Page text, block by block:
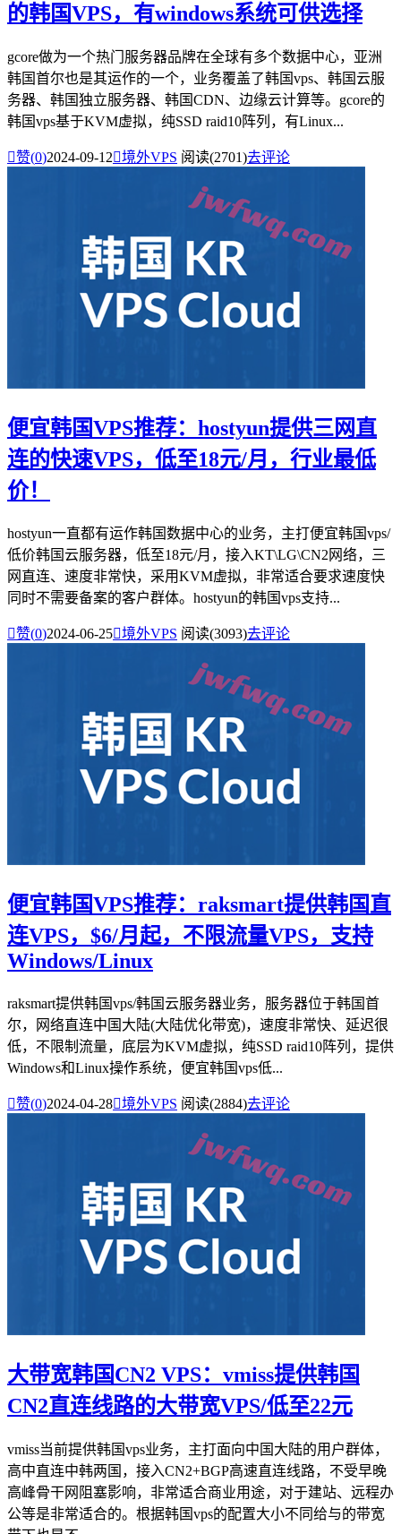
的韩国VPS，有windows系统可供选择
gcore做为一个热门服务器品牌在全球有多个数据中心，亚洲
韩国首尔也是其运作的一个，业务覆盖了韩国vps、韩国云服
务器、韩国独立服务器、韩国CDN、边缘云计算等。gcore的
韩国vps基于KVM虚拟，纯SSD raid10阵列，有Linux...
赞(0)2024-09-12境外VPS 阅读(2701)去评论
便宜韩国VPS推荐：hostyun提供三网直
连的快速VPS，低至18元/月，行业最低
价！
hostyun一直都有运作韩国数据中心的业务，主打便宜韩国vps/
低价韩国云服务器，低至18元/月，接入KT\LG\CN2网络，三
网直连、速度非常快，采用KVM虚拟，非常适合要求速度快
同时不需要备案的客户群体。hostyun的韩国vps支持...
赞(0)2024-06-25境外VPS 阅读(3093)去评论
便宜韩国VPS推荐：raksmart提供韩国直
连VPS，$6/月起，不限流量VPS，支持
Windows/Linux
raksmart提供韩国vps/韩国云服务器业务，服务器位于韩国首
尔，网络直连中国大陆(大陆优化带宽)，速度非常快、延迟很
低，不限制流量，底层为KVM虚拟，纯SSD raid10阵列，提供
Windows和Linux操作系统，便宜韩国vps低...
赞(0)2024-04-28境外VPS 阅读(2884)去评论
大带宽韩国CN2 VPS：vmiss提供韩国
CN2直连线路的大带宽VPS/低至22元
vmiss当前提供韩国vps业务，主打面向中国大陆的用户群体，
高中直连中韩两国，接入CN2+BGP高速直连线路，不受早晚
高峰骨干网阻塞影响，非常适合商业用途，对于建站、远程办
公等是非常适合的。根据韩国vps的配置大小不同给与的带宽